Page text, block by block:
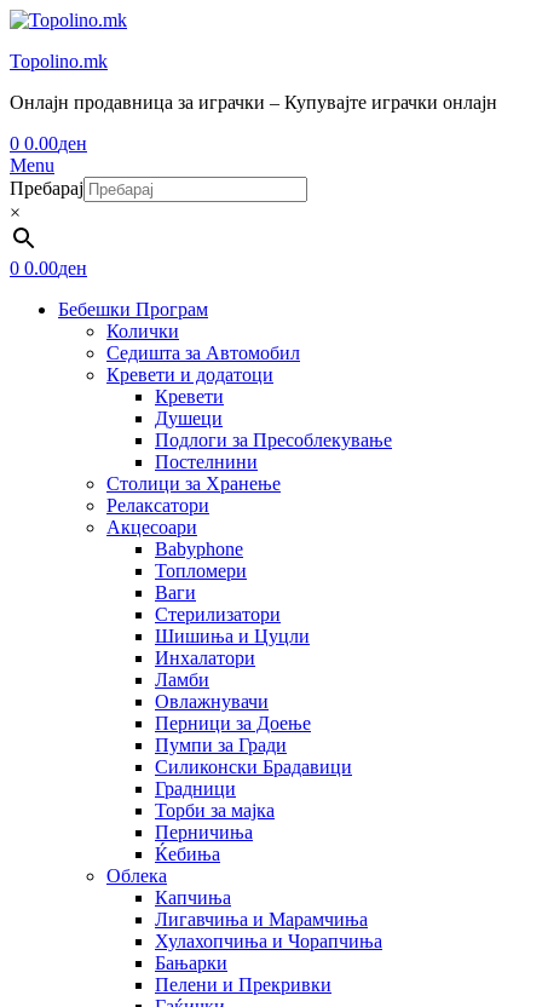
Topolino.mk
Онлајн продавница за играчки – Купувајте играчки онлајн
0 0.00ден
Menu
Пребарај
×
0 0.00ден
Бебешки Програм
Колички
Седишта за Автомобил
Кревети и додатоци
Кревети
Душеци
Подлоги за Пресоблекување
Постелнини
Столици за Хранење
Релаксатори
Акцесоари
Babyphone
Топломери
Ваги
Стерилизатори
Шишиња и Цуцли
Инхалатори
Ламби
Овлажнувачи
Перници за Доење
Пумпи за Гради
Силиконски Брадавици
Градници
Торби за мајка
Перничиња
Ќебиња
Облека
Капчиња
Лигавчиња и Марамчиња
Хулахопчиња и Чорапчиња
Бањарки
Пелени и Прекривки